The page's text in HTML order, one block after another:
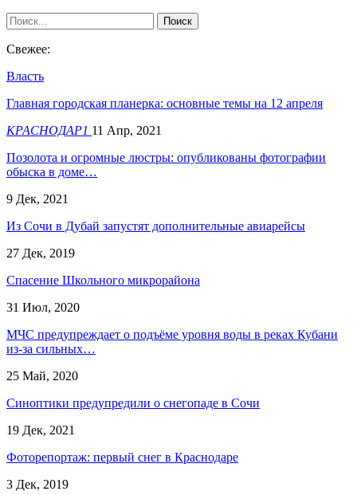
Свежее:
Власть
Главная городская планерка: основные темы на 12 апреля
КРАСНОДАР1 11 Апр, 2021
​Позолота и огромные люстры: опубликованы фотографии
обыска в доме…
9 Дек, 2021
Из Сочи в Дубай запустят дополнительные авиарейсы
27 Дек, 2019
Спасение Школьного микрорайона
31 Июл, 2020
МЧС предупреждает о подъёме уровня воды в реках Кубани
из-за сильных…
25 Май, 2020
Синоптики предупредили о снегопаде в Сочи
19 Дек, 2021
Фоторепортаж: первый снег в Краснодаре
3 Дек, 2019